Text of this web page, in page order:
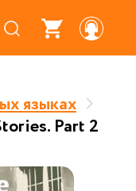
языках
Part 2